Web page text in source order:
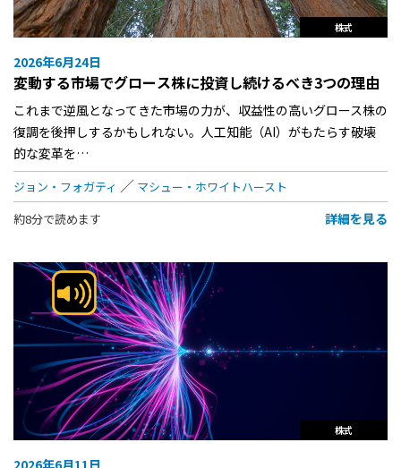
株式
2026年6月24日
変動する市場でグロース株に投資し続けるべき3つの理由
これまで逆風となってきた市場の力が、収益性の高いグロース株の
復調を後押しするかもしれない。人工知能（AI）がもたらす破壊
的な変革を…
ジョン・フォガティ
マシュー・ホワイトハースト
約8分で読めます
詳細を見る
株式
2026年6月11日